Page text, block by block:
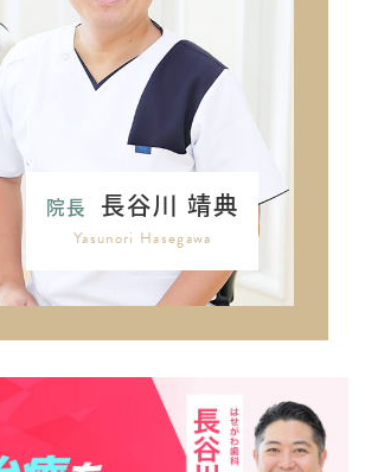
院長
長谷川 靖典
Yasunori Hasegawa